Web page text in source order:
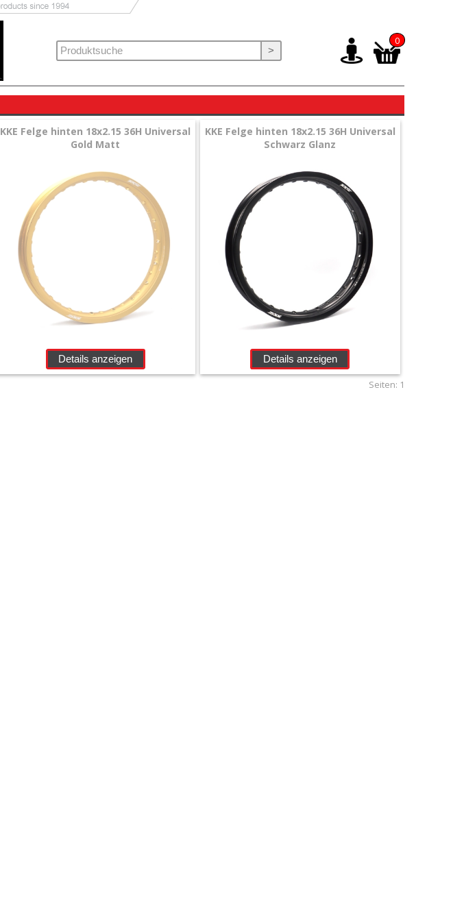
>
0
KKE Felge hinten 18x2.15 36H Universal
Gold Matt
Details anzeigen
KKE Felge hinten 18x2.15 36H Universal
Schwarz Glanz
Details anzeigen
Seiten: 1